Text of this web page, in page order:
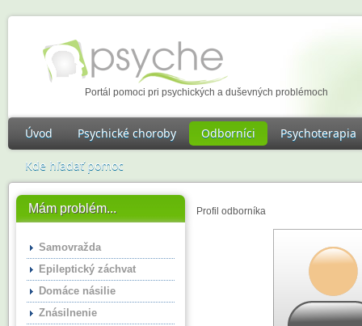
Portál pomoci pri psychických a duševných problémoch
Úvod Psychické choroby Odborníci Psychoterapia
Kde hľadať pomoc
Mám problém...
Samovražda
Epileptický záchvat
Domáce násilie
Znásilnenie
Profil odborníka